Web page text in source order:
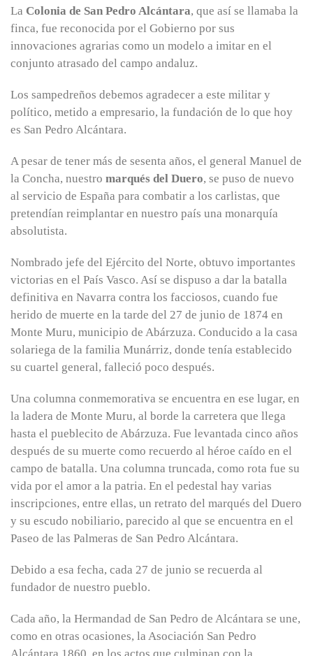
La Colonia de San Pedro Alcántara, que así se llamaba la
finca, fue reconocida por el Gobierno por sus
innovaciones agrarias como un modelo a imitar en el
conjunto atrasado del campo andaluz.
Los sampedreños debemos agradecer a este militar y
político, metido a empresario, la fundación de lo que hoy
es San Pedro Alcántara.
A pesar de tener más de sesenta años, el general Manuel de
la Concha, nuestro marqués del Duero, se puso de nuevo
al servicio de España para combatir a los carlistas, que
pretendían reimplantar en nuestro país una monarquía
absolutista.
Nombrado jefe del Ejército del Norte, obtuvo importantes
victorias en el País Vasco. Así se dispuso a dar la batalla
definitiva en Navarra contra los facciosos, cuando fue
herido de muerte en la tarde del 27 de junio de 1874 en
Monte Muru, municipio de Abárzuza. Conducido a la casa
solariega de la familia Munárriz, donde tenía establecido
su cuartel general, falleció poco después.
Una columna conmemorativa se encuentra en ese lugar, en
la ladera de Monte Muru, al borde la carretera que llega
hasta el pueblecito de Abárzuza. Fue levantada cinco años
después de su muerte como recuerdo al héroe caído en el
campo de batalla. Una columna truncada, como rota fue su
vida por el amor a la patria. En el pedestal hay varias
inscripciones, entre ellas, un retrato del marqués del Duero
y su escudo nobiliario, parecido al que se encuentra en el
Paseo de las Palmeras de San Pedro Alcántara.
Debido a esa fecha, cada 27 de junio se recuerda al
fundador de nuestro pueblo.
Cada año, la Hermandad de San Pedro de Alcántara se une,
como en otras ocasiones, la Asociación San Pedro